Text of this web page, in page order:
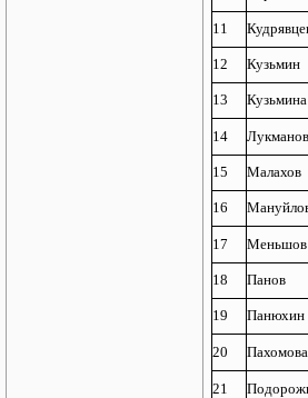
11
12 Кузьмин
13 Кузьмина
14 Лукманов
15 Малахов
16
17 Меньшов
18 Панов
19 Панюхин
20 Пахомова
21